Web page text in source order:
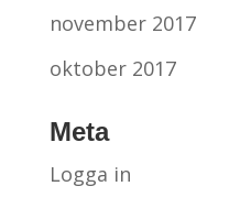
november 2017
oktober 2017
Meta
Logga in